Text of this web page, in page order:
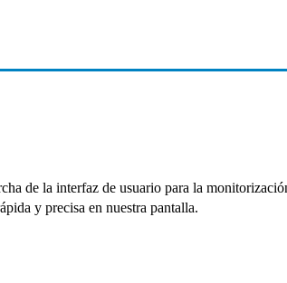
de la interfaz de usuario para la
y precisa en nuestra pantalla.